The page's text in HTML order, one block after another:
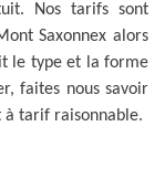
Nos tarifs sont
Saxonnex alors
le type et la forme
faites nous savoir
à tarif raisonnable.